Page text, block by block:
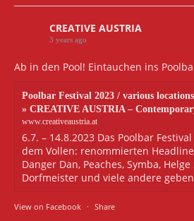
CREATIVE AUSTRIA
3 years ago
Ab in den Pool! Eintauchen ins
Poolbar Festival 2023 / various
» CREATIVE AUSTRIA –
www.creativeaustria.at
6.7. – 14.8.2023 Das Poolbar
dem Vollen: renommierten
Danger Dan, Peaches, Symba,
Dorfmeister und viele andere
View on Facebook · Share